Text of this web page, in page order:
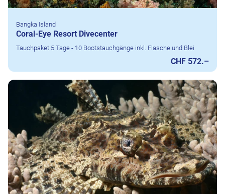
Bangka Island
Coral-Eye Resort Divecenter
Tauchpaket 5 Tage - 10 Bootstauchgänge inkl. Flasche und Blei
CHF 572.–